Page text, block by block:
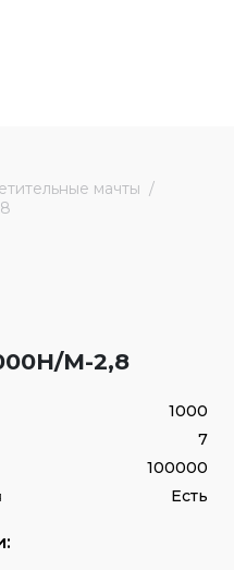
мачты
М-2,8
1000
7
100000
Есть